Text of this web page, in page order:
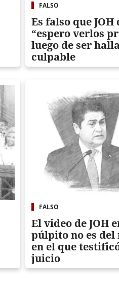
FALSO
Es falso que JOH
“espero verlos
luego de ser
culpable
FALSO
El video de JOH
púlpito no es del
en el que
juicio